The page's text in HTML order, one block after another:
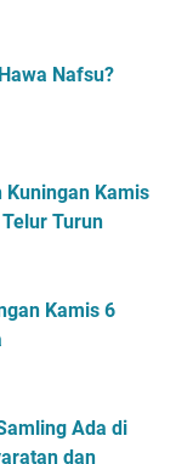
Nafsu?
Kuningan Kamis
Turun
Kamis 6
Ada di
dan